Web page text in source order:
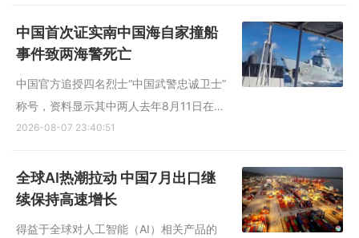
的政治风波。蓝绿阵营各自公布画面、相
互指责，争论究竟是谁不让这名奥运冠军
中国首次证实南中国海自家撞船
事件致两海警死亡
中国官方追授四名烈士“中国武警忠诚卫士”
称号，资料显示其中两人去年8月11日在海
上维权行动中牺牲。这与中国海警船当日
舰相撞的时间吻合，意味着中国时隔一年
首次间接证实撞船事件造成两名海警人员
2026-08-07 23:40:51
全球AI热潮拉动 中国7月出口继
续保持高速增长
得益于全球对人工智能（AI）相关产品的